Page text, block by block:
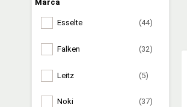
Marca
Esselte (44)
Falken (32)
Leitz (5)
Noki (37)